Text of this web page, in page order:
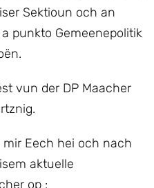
Sektioun och an
punkto Gemeenepolitik
vun der DP Maacher
Eech hei och nach
aktuelle
op :